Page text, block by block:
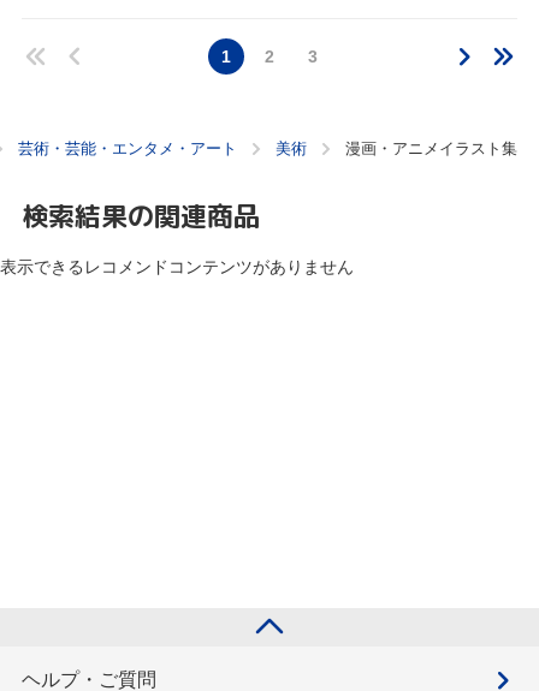
1 2 3
芸術・芸能・エンタメ・アート 美術 漫画・アニメイラスト集
検索結果の関連商品
表示できるレコメンドコンテンツがありません
ヘルプ・ご質問